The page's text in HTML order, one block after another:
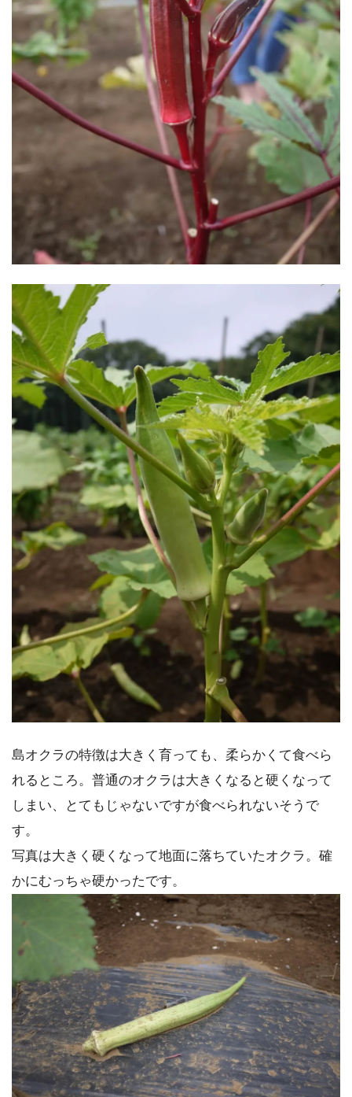
島オクラの特徴は大きく育っても、柔らかくて食べら
れるところ。普通のオクラは大きくなると硬くなって
しまい、とてもじゃないですが食べられないそうで
す。
写真は大きく硬くなって地面に落ちていたオクラ。確
かにむっちゃ硬かったです。